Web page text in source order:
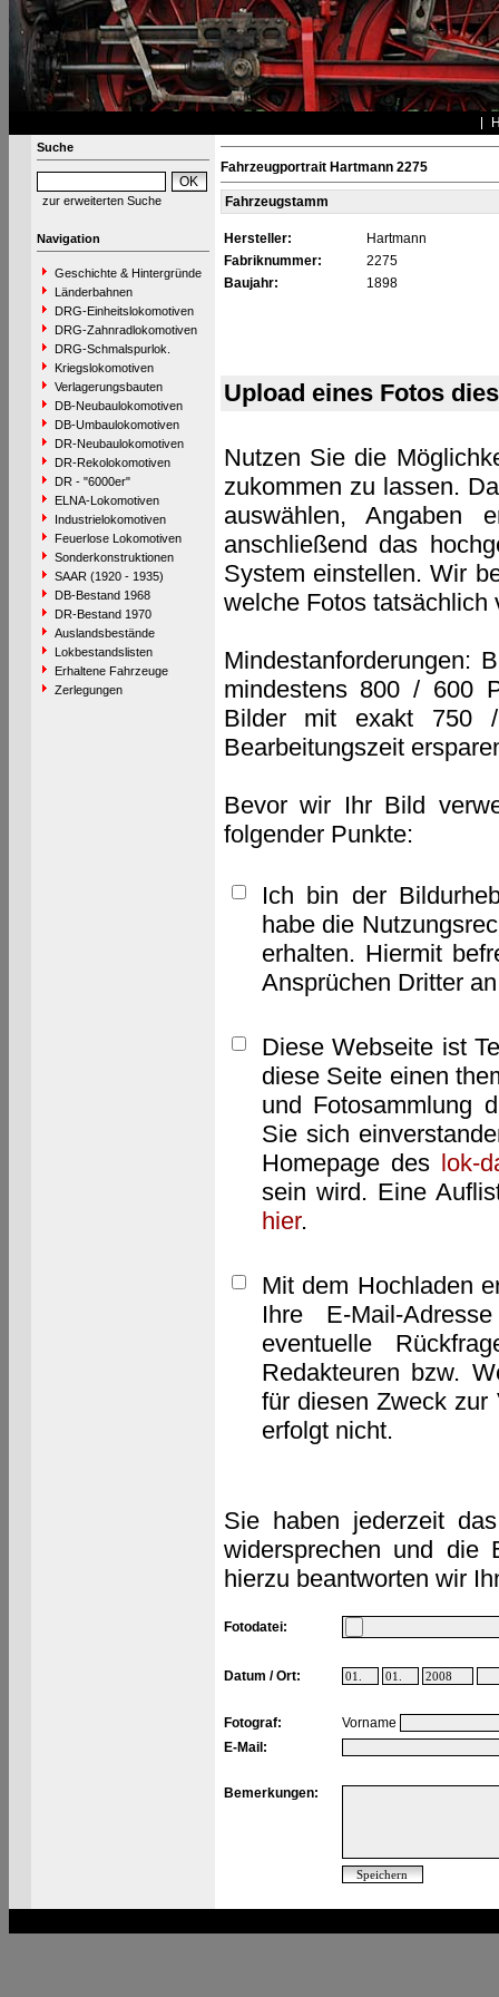
Suche
zur erweiterten Suche
Navigation
Geschichte & Hintergründe
Länderbahnen
DRG-Einheitslokomotiven
DRG-Zahnradlokomotiven
DRG-Schmalspurlok.
Kriegslokomotiven
Verlagerungsbauten
DB-Neubaulokomotiven
DB-Umbaulokomotiven
DR-Neubaulokomotiven
DR-Rekolokomotiven
DR - "6000er"
ELNA-Lokomotiven
Industrielokomotiven
Feuerlose Lokomotiven
Sonderkonstruktionen
SAAR (1920 - 1935)
DB-Bestand 1968
DR-Bestand 1970
Auslandsbestände
Lokbestandslisten
Erhaltene Fahrzeuge
Zerlegungen
Fahrzeugportrait Hartmann 2275
Fahrzeugstamm
Hersteller:
Hartmann
Fabriknummer:
2275
Baujahr:
1898
Upload eines Fotos
Nutzen Sie die
zukommen zu lassen.
auswählen, Angaben
anschließend das
System einstellen. Wir
welche Fotos tatsächlich
Mindestanforderungen:
mindestens 800 / 600
Bilder mit exakt 750
Bearbeitungszeit
Bevor wir Ihr Bild
folgender Punkte:
Ich bin der
habe die
erhalten. Hiermit
Ansprüchen Dritter
Diese Webseite ist
diese Seite einen
und Fotosammlung
Sie sich
Homepage des lok-
sein wird. Eine
hier.
Mit dem Hochladen
Ihre E-Mail-
eventuelle
Redakteuren bzw.
für diesen Zweck zur
erfolgt nicht.
Sie haben jederzeit
widersprechen und die
hierzu beantworten wir
Fotodatei:
Datum / Ort:
Fotograf:
Vorname
E-Mail:
Bemerkungen: